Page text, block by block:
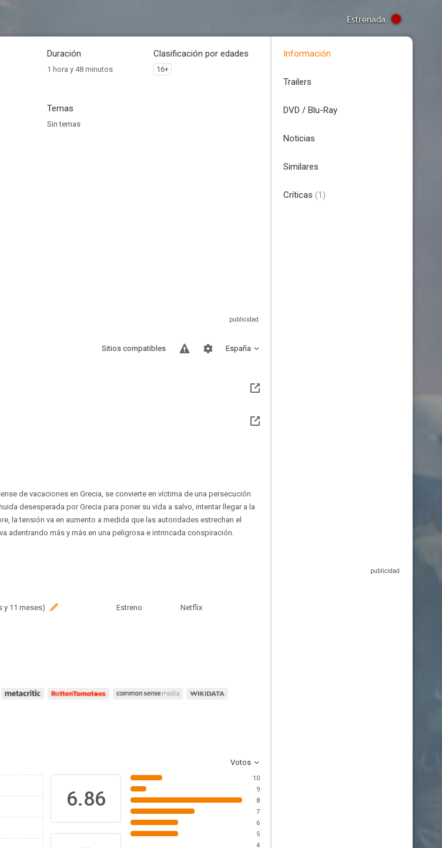
Estrenada
Duración
1 hora y 48 minutos
Clasificación por edades
16+
Temas
Sin temas
España
Sitios compatibles
de vacaciones en Grecia, se convierte en víctima de una persecución
desesperada por Grecia para poner su vida a salvo, intentar llegar a la
la tensión va en aumento a medida que las autoridades estrechan el
adentrando más y más en una peligrosa e intrincada conspiración.
y 11 meses) Estreno Netflix
Votos
6.86
10
9
8
7
6
5
4
Información
Trailers
DVD / Blu-Ray
Noticias
Similares
Críticas (1)